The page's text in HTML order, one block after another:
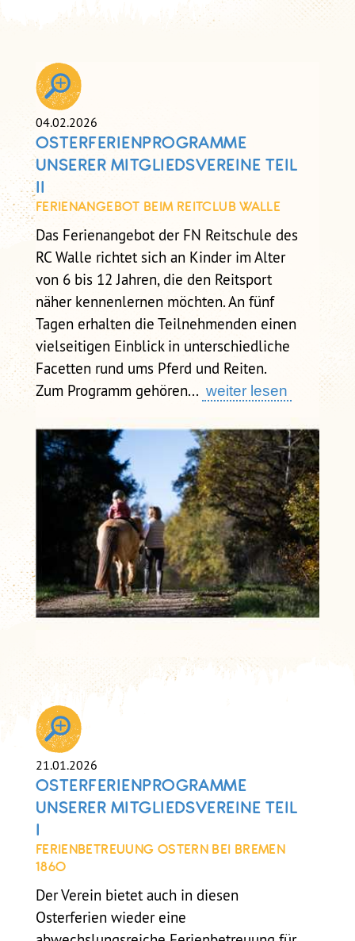
04.02.2026
OSTERFERIENPROGRAMME
UNSERER MITGLIEDSVEREINE TEIL
II
FERIENANGEBOT BEIM REITCLUB WALLE
Das Ferienangebot der FN Reitschule des
RC Walle richtet sich an Kinder im Alter
von 6 bis 12 Jahren, die den Reitsport
näher kennenlernen möchten. An fünf
Tagen erhalten die Teilnehmenden einen
vielseitigen Einblick in unterschiedliche
Facetten rund ums Pferd und Reiten.
Zum Programm gehören... weiter lesen
21.01.2026
OSTERFERIENPROGRAMME
UNSERER MITGLIEDSVEREINE TEIL
I
FERIENBETREUUNG OSTERN BEI BREMEN
1860
Der Verein bietet auch in diesen
Osterferien wieder eine